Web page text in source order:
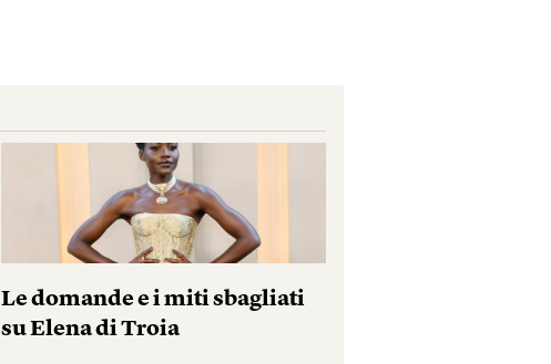
Le domande e i miti sbagliati
su Elena di Troia